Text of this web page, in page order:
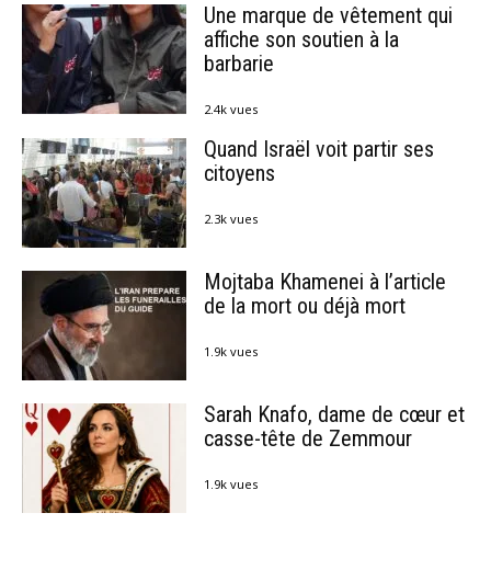
Une marque de vêtement qui
affiche son soutien à la
barbarie
2.4k vues
Quand Israël voit partir ses
citoyens
2.3k vues
Mojtaba Khamenei à l’article
de la mort ou déjà mort
1.9k vues
Sarah Knafo, dame de cœur et
casse-tête de Zemmour
1.9k vues